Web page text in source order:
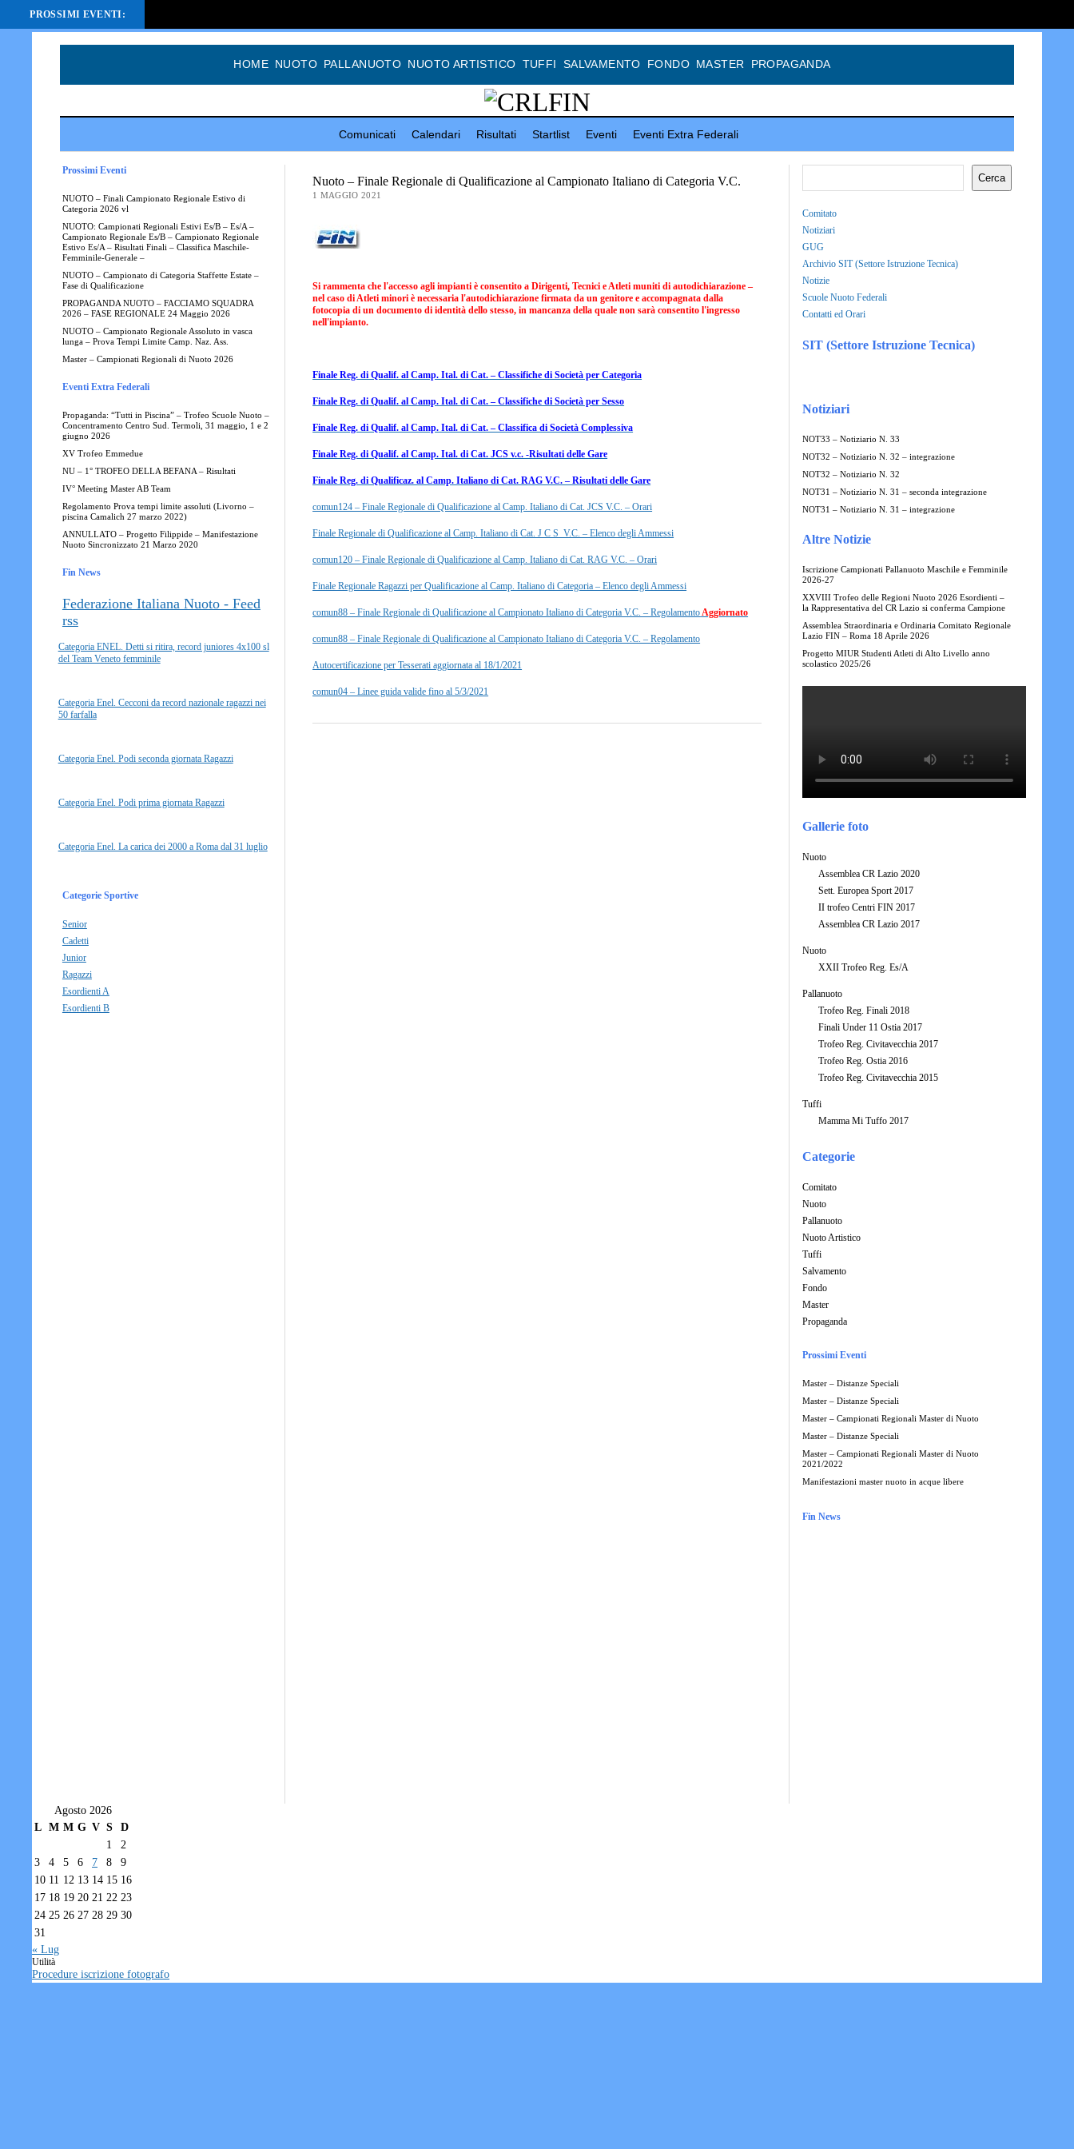
HOME NUOTO PALLANUOTO NUOTO ARTISTICO TUFFI SALVAMENTO FONDO MASTER PROPAGANDA
Comunicati Calendari Risultati Startlist Eventi Eventi Extra Federali
Prossimi Eventi
NUOTO – Finali Campionato Regionale Estivo di
Categoria 2026 vl
NUOTO: Campionati Regionali Estivi Es/B – Es/A –
Campionato Regionale Es/B – Campionato Regionale
Estivo Es/A – Risultati Finali – Classifica Maschile-
Femminile-Generale –
NUOTO – Campionato di Categoria Staffette Estate –
Fase di Qualificazione
PROPAGANDA NUOTO – FACCIAMO SQUADRA
2026 – FASE REGIONALE 24 Maggio 2026
NUOTO – Campionato Regionale Assoluto in vasca
lunga – Prova Tempi Limite Camp. Naz. Ass.
Master – Campionati Regionali di Nuoto 2026
Eventi Extra Federali
Propaganda: “Tutti in Piscina” – Trofeo Scuole Nuoto –
Concentramento Centro Sud. Termoli, 31 maggio, 1 e 2
giugno 2026
XV Trofeo Emmedue
NU – 1° TROFEO DELLA BEFANA – Risultati
IV° Meeting Master AB Team
Regolamento Prova tempi limite assoluti (Livorno –
piscina Camalich 27 marzo 2022)
ANNULLATO – Progetto Filippide – Manifestazione
Nuoto Sincronizzato 21 Marzo 2020
Fin News
Federazione Italiana Nuoto - Feed
rss
Categoria ENEL. Detti si ritira, record juniores 4x100 sl
del Team Veneto femminile
Categoria Enel. Cecconi da record nazionale ragazzi nei
50 farfalla
Categoria Enel. Podi seconda giornata Ragazzi
Categoria Enel. Podi prima giornata Ragazzi
Categoria Enel. La carica dei 2000 a Roma dal 31 luglio
Categorie Sportive
Senior
Cadetti
Junior
Ragazzi
Esordienti A
Esordienti B
Nuoto – Finale Regionale di Qualificazione al Campionato Italiano di Categoria V.C.
1 MAGGIO 2021
Si rammenta che l'accesso agli impianti è consentito a Dirigenti, Tecnici e Atleti muniti di autodichiarazione –
nel caso di Atleti minori è necessaria l'autodichiarazione firmata da un genitore e accompagnata dalla
fotocopia di un documento di identità dello stesso, in mancanza della quale non sarà consentito l'ingresso
nell'impianto.
Finale Reg. di Qualif. al Camp. Ital. di Cat. – Classifiche di Società per Categoria
Finale Reg. di Qualif. al Camp. Ital. di Cat. – Classifiche di Società per Sesso
Finale Reg. di Qualif. al Camp. Ital. di Cat. – Classifica di Società Complessiva
Finale Reg. di Qualif. al Camp. Ital. di Cat. JCS v.c. -Risultati delle Gare
Finale Reg. di Qualificaz. al Camp. Italiano di Cat. RAG V.C. – Risultati delle Gare
comun124 – Finale Regionale di Qualificazione al Camp. Italiano di Cat. JCS V.C. – Orari
Finale Regionale di Qualificazione al Camp. Italiano di Cat. J C S V.C. – Elenco degli Ammessi
comun120 – Finale Regionale di Qualificazione al Camp. Italiano di Cat. RAG V.C. – Orari
Finale Regionale Ragazzi per Qualificazione al Camp. Italiano di Categoria – Elenco degli Ammessi
comun88 – Finale Regionale di Qualificazione al Campionato Italiano di Categoria V.C. – Regolamento Aggiornato
comun88 – Finale Regionale di Qualificazione al Campionato Italiano di Categoria V.C. – Regolamento
Autocertificazione per Tesserati aggiornata al 18/1/2021
comun04 – Linee guida valide fino al 5/3/2021
Cerca
Comitato
Notiziari
GUG
Archivio SIT (Settore Istruzione Tecnica)
Notizie
Scuole Nuoto Federali
Contatti ed Orari
SIT (Settore Istruzione Tecnica)
Notiziari
NOT33 – Notiziario N. 33
NOT32 – Notiziario N. 32 – integrazione
NOT32 – Notiziario N. 32
NOT31 – Notiziario N. 31 – seconda integrazione
NOT31 – Notiziario N. 31 – integrazione
Altre Notizie
Iscrizione Campionati Pallanuoto Maschile e Femminile
2026-27
XXVIII Trofeo delle Regioni Nuoto 2026 Esordienti –
la Rappresentativa del CR Lazio si conferma Campione
Assemblea Straordinaria e Ordinaria Comitato Regionale
Lazio FIN – Roma 18 Aprile 2026
Progetto MIUR Studenti Atleti di Alto Livello anno
scolastico 2025/26
Gallerie foto
Nuoto
Assemblea CR Lazio 2020
Sett. Europea Sport 2017
II trofeo Centri FIN 2017
Assemblea CR Lazio 2017
Nuoto
XXII Trofeo Reg. Es/A
Pallanuoto
Trofeo Reg. Finali 2018
Finali Under 11 Ostia 2017
Trofeo Reg. Civitavecchia 2017
Trofeo Reg. Ostia 2016
Trofeo Reg. Civitavecchia 2015
Tuffi
Mamma Mi Tuffo 2017
Categorie
Comitato
Nuoto
Pallanuoto
Nuoto Artistico
Tuffi
Salvamento
Fondo
Master
Propaganda
Prossimi Eventi
Master – Distanze Speciali
Master – Distanze Speciali
Master – Campionati Regionali Master di Nuoto
Master – Distanze Speciali
Master – Campionati Regionali Master di Nuoto
2021/2022
Manifestazioni master nuoto in acque libere
Fin News
Agosto 2026
L M M G V S
D
1
2
3
4 5 6 7 8
9
10 11 12 13 14 15 16
17 18 19 20 21 22 23
24 25 26 27 28 29 30
31
« Lug
Utilità
Procedure iscrizione fotografo
PROSSIMI EVENTI: